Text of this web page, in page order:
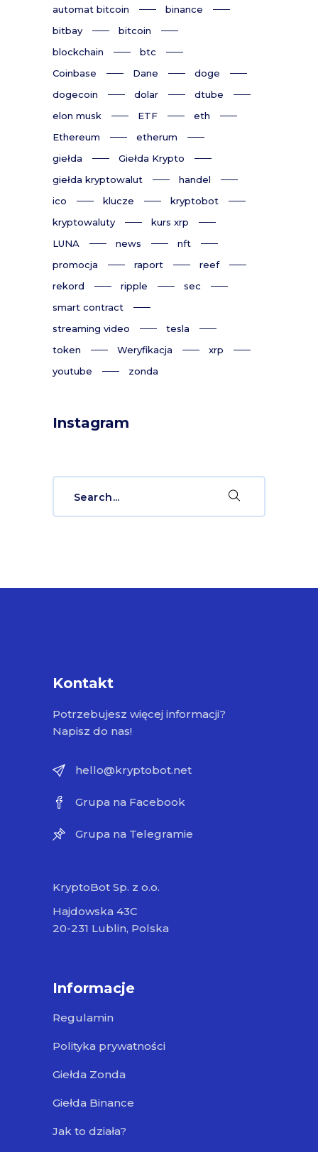
automat bitcoin
binance
bitbay
bitcoin
blockchain
btc
Coinbase
Dane
doge
dogecoin
dolar
dtube
elon musk
ETF
eth
Ethereum
etherum
giełda
Giełda Krypto
giełda kryptowalut
handel
ico
klucze
kryptobot
kryptowaluty
kurs xrp
LUNA
news
nft
promocja
raport
reef
rekord
ripple
sec
smart contract
streaming video
tesla
token
Weryfikacja
xrp
youtube
zonda
Instagram
Kontakt
Potrzebujesz więcej informacji?
Napisz do nas!
hello@kryptobot.net
Grupa na Facebook
Grupa na Telegramie
KryptoBot Sp. z o.o.
Hajdowska 43C
20-231 Lublin, Polska
Informacje
Regulamin
Polityka prywatności
Giełda Zonda
Giełda Binance
Jak to działa?